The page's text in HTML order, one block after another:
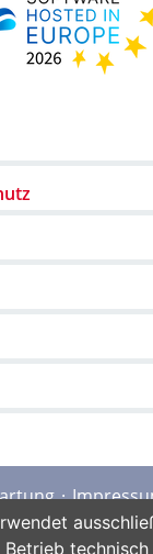
AGB